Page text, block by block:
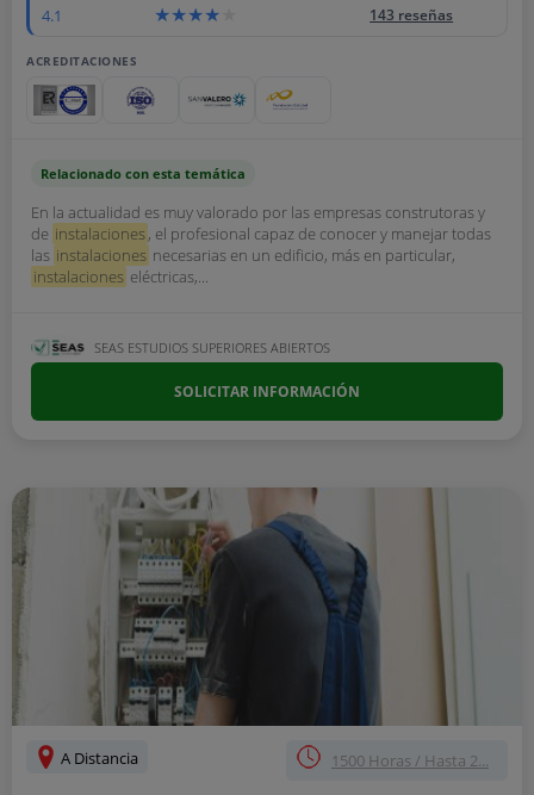
4.1 143 reseñas
ACREDITACIONES
Relacionado con esta temática
En la actualidad es muy valorado por las empresas construtoras y
de instalaciones, el profesional capaz de conocer y manejar todas
las instalaciones necesarias en un edificio, más en particular,
instalaciones eléctricas,...
SEAS ESTUDIOS SUPERIORES ABIERTOS
SOLICITAR INFORMACIÓN
A Distancia 1500 Horas / Hasta 2...